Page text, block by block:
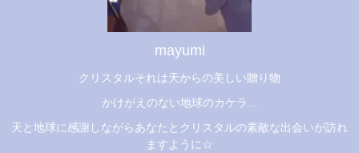
mayumi
クリスタルそれは天からの美しい贈り物
かけがえのない地球のカケラ...
天と地球に感謝しながらあなたとクリスタルの素敵な出会いが訪れ
ますように☆